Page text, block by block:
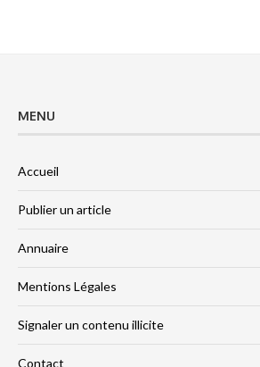
MENU
Accueil
Publier un article
Annuaire
Mentions Légales
Signaler un contenu illicite
Contact